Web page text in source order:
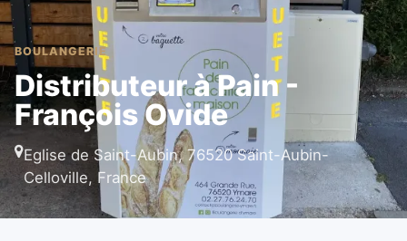
BOULANGERIE
Distributeur à Pain -
François Ovide
Eglise de Saint-Aubin, 76520 Saint-Aubin-
Celloville, France